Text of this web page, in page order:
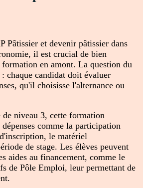
Pâtissier et devenir pâtissier dans
il est crucial de bien
en amont. La question du
chaque candidat doit évaluer
qu'il choisisse l'alternance ou
niveau 3, cette formation
comme la participation
le matériel
de stage. Les élèves peuvent
aides au financement, comme le
de Pôle Emploi, leur permettant de